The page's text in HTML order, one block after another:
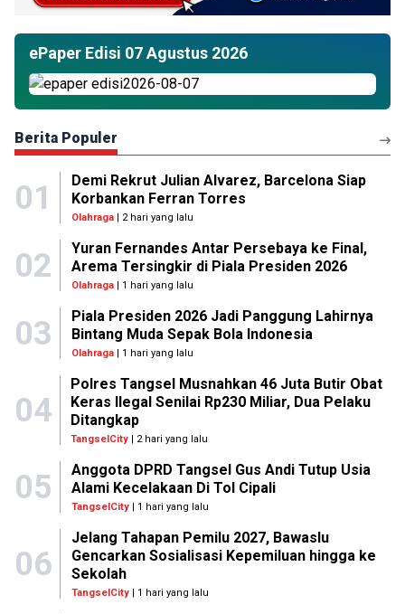
ePaper Edisi 07 Agustus 2026
Berita Populer
01
Demi Rekrut Julian Alvarez, Barcelona Siap
Korbankan Ferran Torres
Olahraga| 2 hari yang lalu
02
Yuran Fernandes Antar Persebaya ke Final,
Arema Tersingkir di Piala Presiden 2026
Olahraga| 1 hari yang lalu
03
Piala Presiden 2026 Jadi Panggung Lahirnya
Bintang Muda Sepak Bola Indonesia
Olahraga| 1 hari yang lalu
04
Polres Tangsel Musnahkan 46 Juta Butir Obat
Keras Ilegal Senilai Rp230 Miliar, Dua Pelaku
Ditangkap
TangselCity | 2 hari yang lalu
05
Anggota DPRD Tangsel Gus Andi Tutup Usia
Alami Kecelakaan Di Tol Cipali
TangselCity| 1 hari yang lalu
06
Jelang Tahapan Pemilu 2027, Bawaslu
Gencarkan Sosialisasi Kepemiluan hingga ke
Sekolah
TangselCity| 1 hari yang lalu